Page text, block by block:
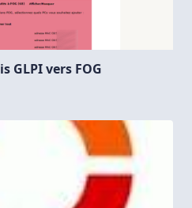
D’image
GLPI vers FOG